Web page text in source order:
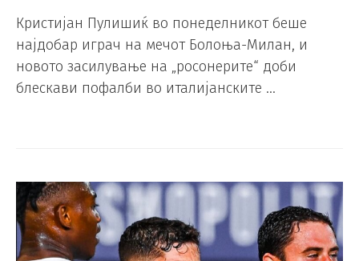
Кристијан Пулишиќ во понеделникот беше
најдобар играч на мечот Болоња-Милан, и
новото засилување на „росонерите“ доби
блескави пофалби во италијанските …